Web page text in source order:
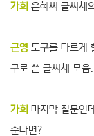
가희 은혜씨 글씨체
근영 도구를 다르게
구로 쓴 글씨체 모음.
가희 마지막 질문인
준다면?